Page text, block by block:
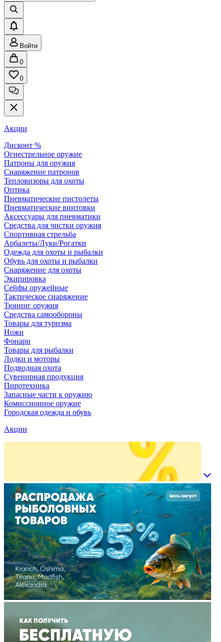
Войти
0
0
Акции
Дисконт %
Огнестрельное оружие
Патроны для оружия
Снаряжение патронов
Тепловизоры для охоты
Оптика
Пневматические пистолеты
Пневматические винтовки
Аксессуары для пневматики
Средства для чистки оружия
Спортивная стрельба
Арбалеты/Луки/Рогатки
Одежда для охоты и рыбалки
Обувь для охоты и рыбалки
Снаряжение для охоты
Экипировка
Сейфы оружейные
Тактическое снаряжение
Тюнинг оружия
Средства самообороны
Товары для туризма
Ножи
Фонари
Товары для рыбалки
Лодки и моторы
Подводная охота
Сувенирная продукция
Пиротехника
Запасные части к оружию
Комиссионное оружие
Городская одежда и обувь
Акции